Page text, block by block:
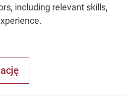
including relevant skills,